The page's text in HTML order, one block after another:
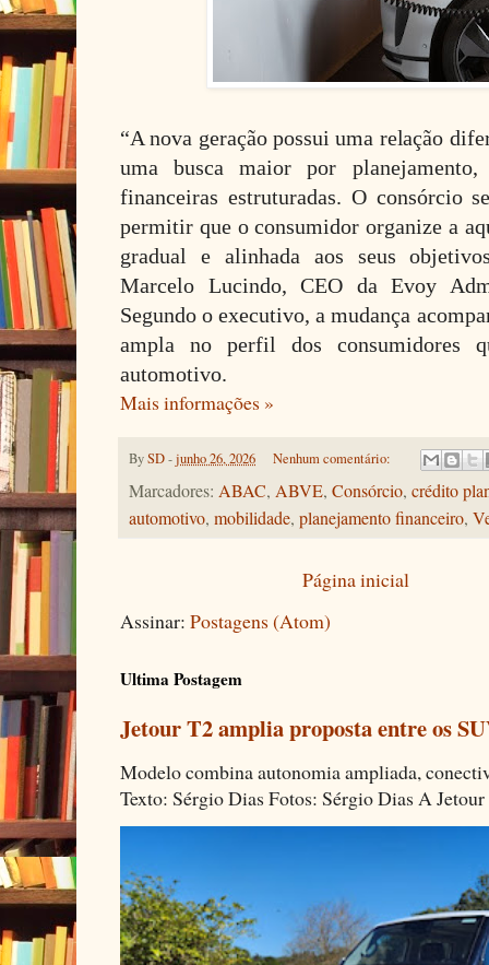
“A nova geração possui uma relação
uma busca maior por
financeiras estruturadas. O consórcio
permitir que o consumidor organize a
gradual e alinhada aos seus
Marcelo Lucindo, CEO da Evoy
Segundo o executivo, a mudança
ampla no perfil dos consumidores
automotivo.
Mais informações »
BySD-junho 26, 2026 Nenhum comentário:
Marcadores: ABAC, ABVE, Consórcio, crédito
automotivo, mobilidade, planejamento financeiro,
Página inicial
Assinar: Postagens (Atom)
Ultima Postagem
Jetour T2 amplia proposta entre os
Modelo combina autonomia ampliada,
Texto: Sérgio Dias Fotos: Sérgio Dias A